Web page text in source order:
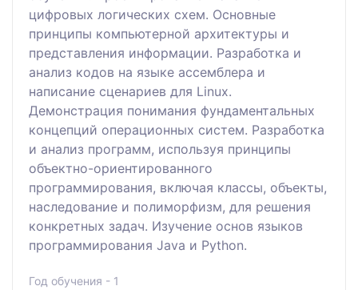
цифровых логических схем. Основные
принципы компьютерной архитектуры и
представления информации. Разработка и
анализ кодов на языке ассемблера и
написание сценариев для Linux.
Демонстрация понимания фундаментальных
концепций операционных систем. Разработка
и анализ программ, используя принципы
объектно-ориентированного
программирования, включая классы, объекты,
наследование и полиморфизм, для решения
конкретных задач. Изучение основ языков
программирования Java и Python.
Год обучения - 1